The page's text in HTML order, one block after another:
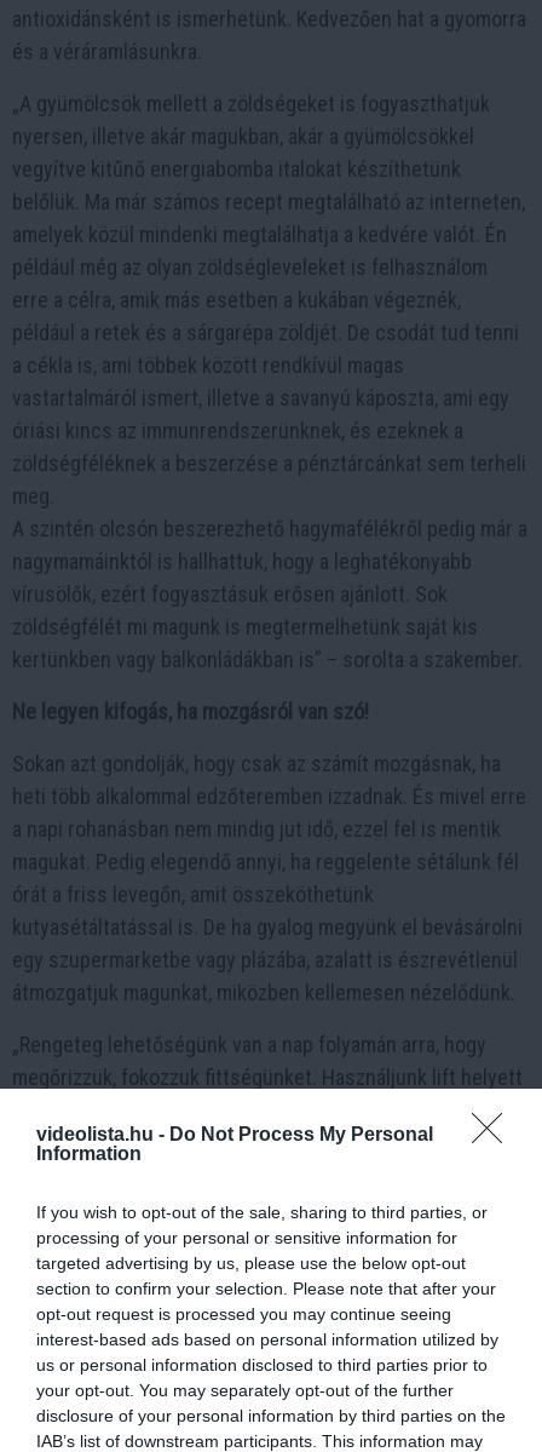
videolista.hu - Do Not Process My Personal
Information
If you wish to opt-out of the sale, sharing to third parties, or
processing of your personal or sensitive information for
targeted advertising by us, please use the below opt-out
section to confirm your selection. Please note that after your
opt-out request is processed you may continue seeing
interest-based ads based on personal information utilized by
us or personal information disclosed to third parties prior to
your opt-out. You may separately opt-out of the further
disclosure of your personal information by third parties on the
IAB’s list of downstream participants. This information may
antioxidánsként is ismerhetünk. Kedvezően hat a gyomorra
és a véráramlásunkra.
„A gyümölcsök mellett a zöldségeket is fogyaszthatjuk
nyersen, illetve akár magukban, akár a gyümölcsökkel
vegyítve kitűnő energiabomba italokat készíthetünk
belőlük. Ma már számos recept megtalálható az interneten,
amelyek közül mindenki megtalálhatja a kedvére valót. Én
például még az olyan zöldségleveleket is felhasználom
erre a célra, amik más esetben a kukában végeznék,
például a retek és a sárgarépa zöldjét. De csodát tud tenni
a cékla is, ami többek között rendkívül magas
vastartalmáról ismert, illetve a savanyú káposzta, ami egy
óriási kincs az immunrendszerünknek, és ezeknek a
zöldségféléknek a beszerzése a pénztárcánkat sem terheli
meg.
A szintén olcsón beszerezhető hagymafélékről pedig már a
nagymamáinktól is hallhattuk, hogy a leghatékonyabb
vírusölők, ezért fogyasztásuk erősen ajánlott. Sok
zöldségfélét mi magunk is megtermelhetünk saját kis
kertünkben vagy balkonládákban is” – sorolta a szakember.
Ne legyen kifogás, ha mozgásról van szó!
Sokan azt gondolják, hogy csak az számít mozgásnak, ha
heti több alkalommal edzőteremben izzadnak. És mivel erre
a napi rohanásban nem mindig jut idő, ezzel fel is mentik
magukat. Pedig elegendő annyi, ha reggelente sétálunk fél
órát a friss levegőn, amit összeköthetünk
kutyasétáltatással is. De ha gyalog megyünk el bevásárolni
egy szupermarketbe vagy plázába, azalatt is észrevétlenül
átmozgatjuk magunkat, miközben kellemesen nézelődünk.
„Rengeteg lehetőségünk van a nap folyamán arra, hogy
megőrizzük, fokozzuk fittségünket. Használjunk lift helyett
megtettük azt a minimális dolgot, amit a tavaszi fáradtság
gondolatait az életmód-tanácsadó.
Ide kattintva további érdekes egészséggel, életmóddal
kapcsolatos videókat nézhet meg a témában!
4 h 54 min